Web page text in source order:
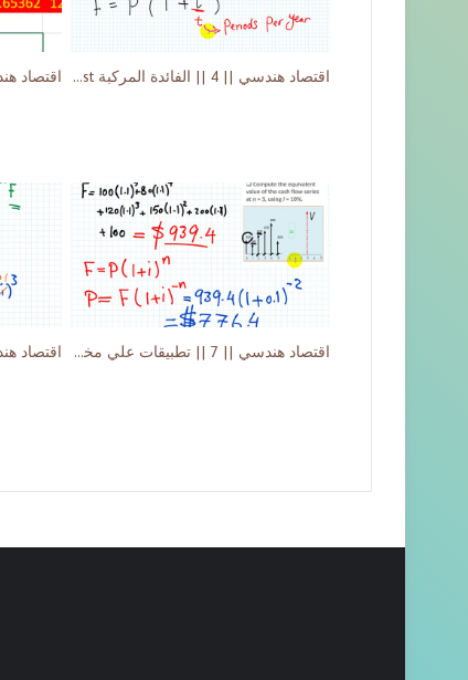
اقتصاد هندسي || 4 || الفائدة المركبة Compound Interest
اقتصاد هندسي || 7 || تطبيقات علي مخطط التدفق النقدي Cash Flow Diagram